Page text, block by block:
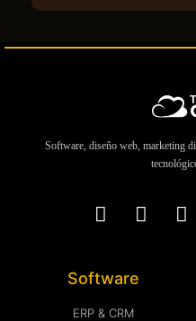
Software, diseño web, marketing
Software
ERP & CRM